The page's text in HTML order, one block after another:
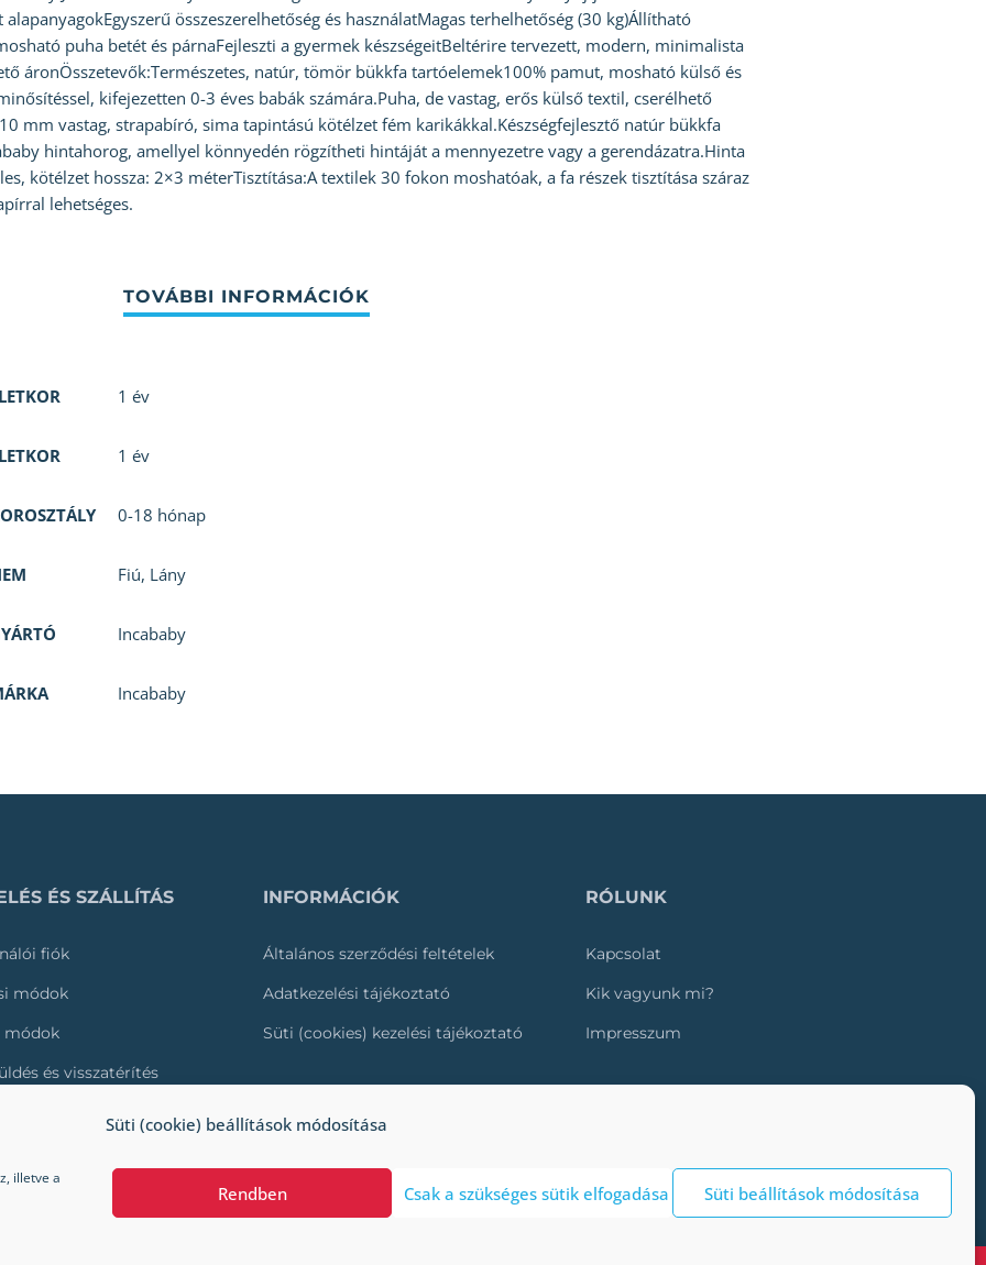
Süti (cookie) beállítások módosítása
illetve a
Rendben Csak a szükséges sütik elfogadása Süti beállítások módosítása
összeszerelhetőség és használatMagas terhelhetőség (30 kg)Állítható
puha betét és párnaFejleszti a gyermek készségeitBeltérire tervezett, modern, minimalista
áronÖsszetevők:Természetes, natúr, tömör bükkfa tartóelemek100% pamut, mosható külső és
kifejezetten 0-3 éves babák számára.Puha, de vastag, erős külső textil, cserélhető
mm vastag, strapabíró, sima tapintású kötélzet fém karikákkal.Készségfejlesztő natúr bükkfa
hintahorog, amellyel könnyedén rögzítheti hintáját a mennyezetre vagy a gerendázatra.Hinta
kötélzet hossza: 2×3 méterTisztítása:A textilek 30 fokon moshatóak, a fa részek tisztítása száraz
lehetséges.
1 év
1 év
0-18 hónap
Fiú, Lány
Incababy
Incababy
ÉS SZÁLLÍTÁS
fiók
módok
módok
és visszatérítés
INFORMÁCIÓK
Általános szerződési feltételek
Adatkezelési tájékoztató
Süti (cookies) kezelési tájékoztató
RÓLUNK
Kapcsolat
Kik vagyunk mi?
Impresszum